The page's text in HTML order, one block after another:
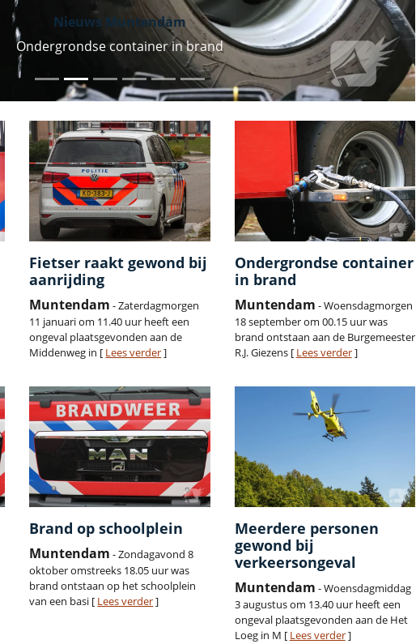
Nieuws Muntendam
Ondergrondse container in brand
Fietser raakt gewond bij
aanrijding
Muntendam - Zaterdagmorgen
11 januari om 11.40 uur heeft een
ongeval plaatsgevonden aan de
Middenweg in [ Lees verder]
Ondergrondse container
in brand
Muntendam - Woensdagmorgen
18 september om 00.15 uur was
brand ontstaan aan de Burgemeester
R.J. Giezens [ Lees verder]
Brand op schoolplein
Muntendam - Zondagavond 8
oktober omstreeks 18.05 uur was
brand ontstaan op het schoolplein
van een basi [ Lees verder]
Meerdere personen
gewond bij
verkeersongeval
Muntendam - Woensdagmiddag
3 augustus om 13.40 uur heeft een
ongeval plaatsgevonden aan de Het
Loeg in M [ Lees verder]